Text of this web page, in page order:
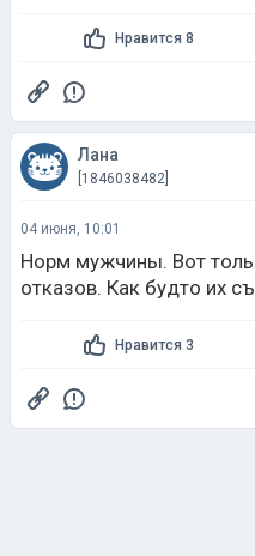
Нравится 8
Лана
[1846038482]
04 июня, 10:01
Норм мужчины. Вот
отказов. Как будто их
Нравится 3